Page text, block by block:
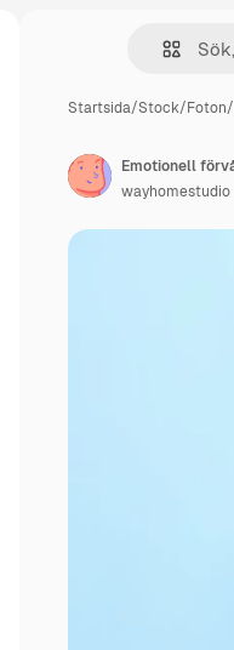
Startsida/Stock/Foton/
wayhomestudio